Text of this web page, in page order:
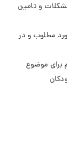
و تامین
مطلوب و در
موضوع